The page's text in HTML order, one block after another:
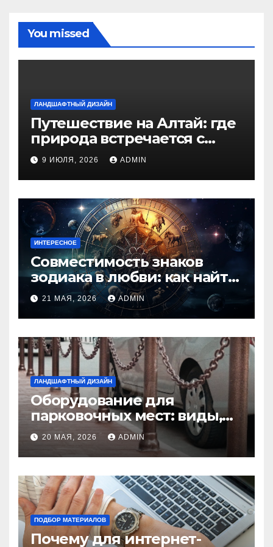
You missed
ЛАНДШАФТНЫЙ ДИЗАЙН
Путешествие на Алтай: где
природа встречается с
духом приключений
9 ИЮЛЯ, 2026 ADMIN
ИНТЕРЕСНОЕ
Совместимость знаков
зодиака в любви: как найти
идеальную пару и
избежать конфликтов
21 МАЯ, 2026 ADMIN
ЛАНДШАФТНЫЙ ДИЗАЙН
Оборудование для
парковочных мест: виды,
функции и нормы
установки
20 МАЯ, 2026 ADMIN
ПОДБОР МАТЕРИАЛОВ
Почему для интернет-